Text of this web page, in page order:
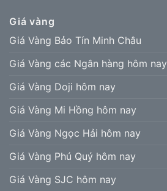
Giá vàng
Giá Vàng Bảo Tín Minh Châu
Giá Vàng các Ngân hàng hôm nay
Giá Vàng Doji hôm nay
Giá Vàng Mi Hồng hôm nay
Giá Vàng Ngọc Hải hôm nay
Giá Vàng Phú Quý hôm nay
Giá Vàng SJC hôm nay